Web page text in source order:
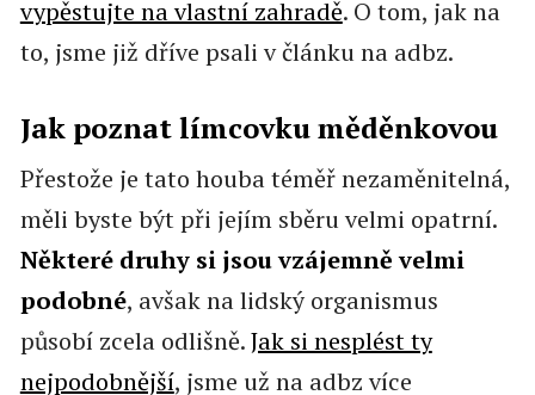
vypěstujte na vlastní zahradě. O tom, jak na
to, jsme již dříve psali v článku na adbz.
Jak poznat límcovku měděnkovou
Přestože je tato houba téměř nezaměnitelná,
měli byste být při jejím sběru velmi opatrní.
Některé druhy si jsou vzájemně velmi
podobné, avšak na lidský organismus
působí zcela odlišně.Jak si nesplést ty
nejpodobnější, jsme už na adbz více